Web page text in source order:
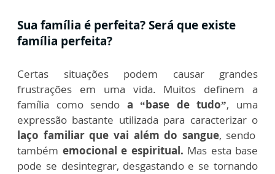
Sua família é perfeita? Será que existe
família perfeita?
Certas situações podem causar grandes
frustrações em uma vida. Muitos definem a
família como sendo a “base de tudo”, uma
expressão bastante utilizada para caracterizar o
laço familiar que vai além do sangue, sendo
também emocional e espiritual. Mas esta base
pode se desintegrar, desgastando e se tornando